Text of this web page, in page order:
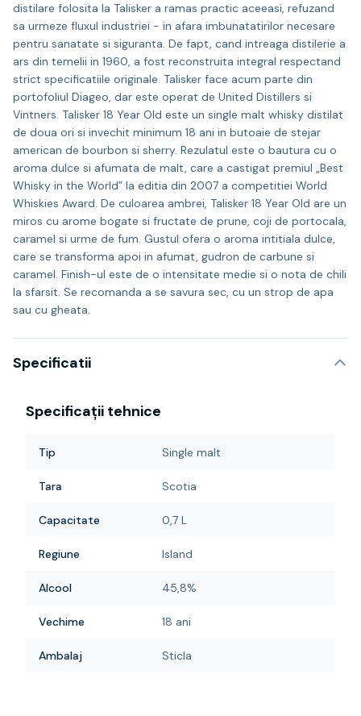
distilare folosita la Talisker a ramas practic aceeasi, refuzand
sa urmeze fluxul industriei - in afara imbunatatirilor necesare
pentru sanatate si siguranta. De fapt, cand intreaga distilerie a
ars din temelii in 1960, a fost reconstruita integral respectand
strict specificatiile originale. Talisker face acum parte din
portofoliul Diageo, dar este operat de United Distillers si
Vintners. Talisker 18 Year Old este un single malt whisky distilat
de doua ori si invechit minimum 18 ani in butoaie de stejar
american de bourbon si sherry. Rezulatul este o bautura cu o
aroma dulce si afumata de malt, care a castigat premiul „Best
Whisky in the World” la editia din 2007 a competitiei World
Whiskies Award. De culoarea ambrei, Talisker 18 Year Old are un
miros cu arome bogate si fructate de prune, coji de portocala,
caramel si urme de fum. Gustul ofera o aroma intitiala dulce,
care se transforma apoi in afumat, gudron de carbune si
caramel. Finish-ul este de o intensitate medie si o nota de chili
la sfarsit. Se recomanda a se savura sec, cu un strop de apa
sau cu gheata.
Specificatii
Specificații tehnice
Tip Single malt
Tara Scotia
Capacitate 0,7 L
Regiune Island
Alcool 45,8%
Vechime 18 ani
Ambalaj Sticla